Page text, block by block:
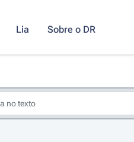
Lia Sobre o DR